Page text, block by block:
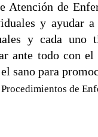
Atención de
y ayudar a
y cada uno
ante todo con
sano para
de